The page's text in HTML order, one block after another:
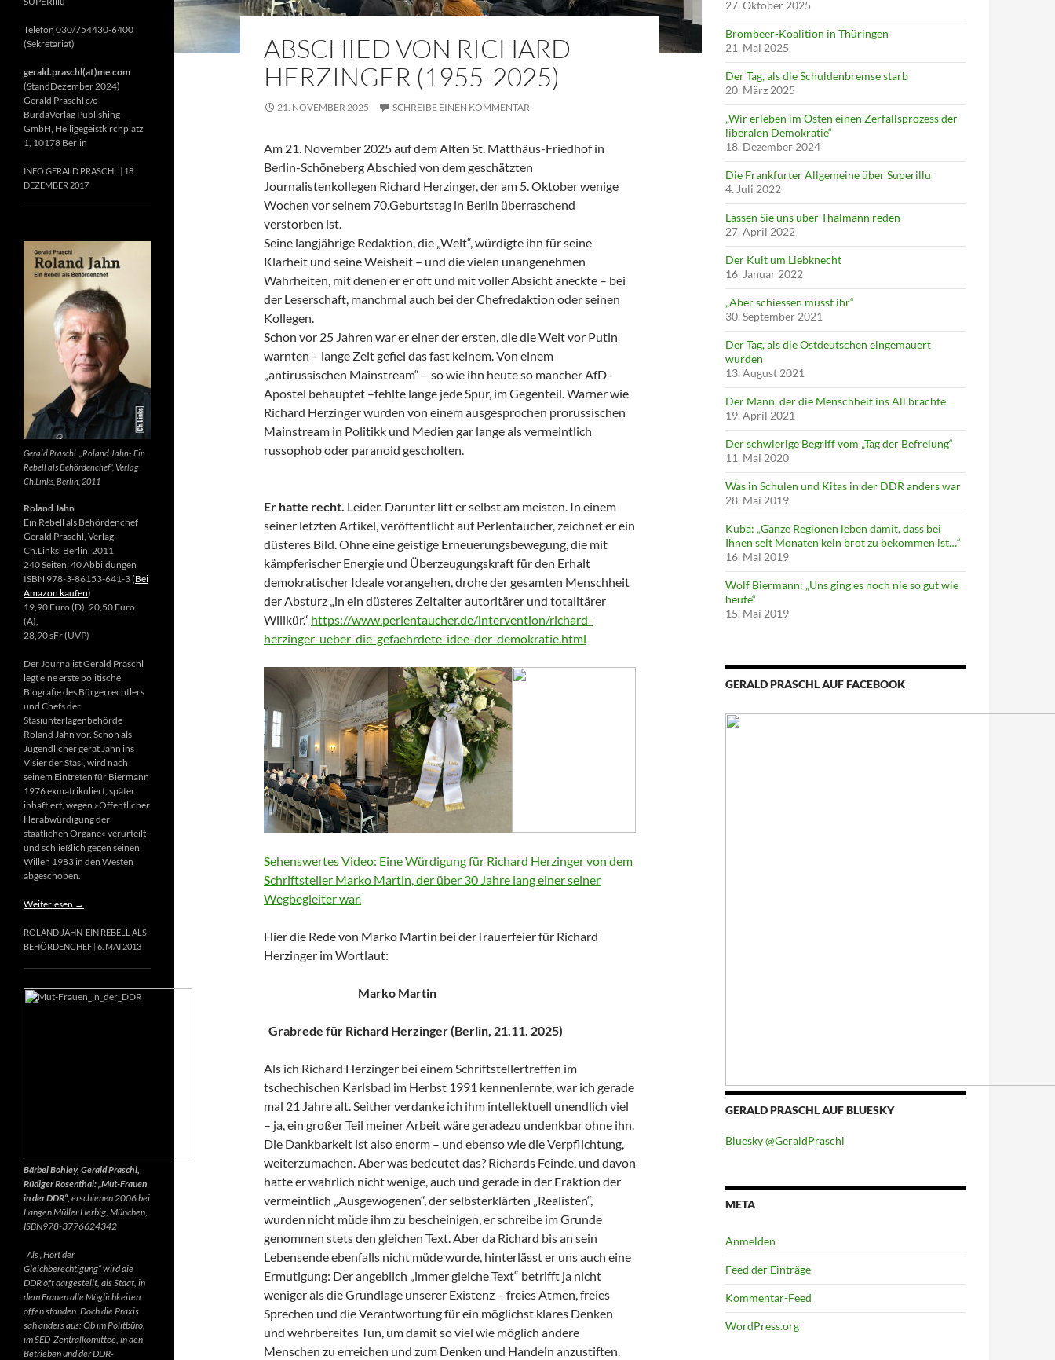
ABSCHIED VON RICHARD
HERZINGER (1955-2025)
21. NOVEMBER 2025 SCHREIBE EINEN KOMMENTAR
Am 21. November 2025 auf dem Alten St. Matthäus-Friedhof in
Berlin-Schöneberg Abschied von dem geschätzten
Journalistenkollegen Richard Herzinger, der am 5. Oktober wenige
Wochen vor seinem 70.Geburtstag in Berlin überraschend
verstorben ist.
Seine langjährige Redaktion, die „Welt“, würdigte ihn für seine
Klarheit und seine Weisheit – und die vielen unangenehmen
Wahrheiten, mit denen er er oft und mit voller Absicht aneckte – bei
der Leserschaft, manchmal auch bei der Chefredaktion oder seinen
Kollegen.
Schon vor 25 Jahren war er einer der ersten, die die Welt vor Putin
warnten – lange Zeit gefiel das fast keinem. Von einem
„antirussischen Mainstream“ – so wie ihn heute so mancher AfD-
Apostel behauptet –fehlte lange jede Spur, im Gegenteil. Warner wie
Richard Herzinger wurden von einem ausgesprochen prorussischen
Mainstream in Politikk und Medien gar lange als vermeintlich
russophob oder paranoid gescholten.
Er hatte recht. Leider. Darunter litt er selbst am meisten. In einem
seiner letzten Artikel, veröffentlicht auf Perlentaucher, zeichnet er ein
düsteres Bild. Ohne eine geistige Erneuerungsbewegung, die mit
kämpferischer Energie und Überzeugungskraft für den Erhalt
demokratischer Ideale vorangehen, drohe der gesamten Menschheit
der Absturz „in ein düsteres Zeitalter autoritärer und totalitärer
Willkür.“ https://www.perlentaucher.de/intervention/richard-
herzinger-ueber-die-gefaehrdete-idee-der-demokratie.html
Sehenswertes Video: Eine Würdigung für Richard Herzinger von dem
Schriftsteller Marko Martin, der über 30 Jahre lang einer seiner
Wegbegleiter war.
Hier die Rede von Marko Martin bei derTrauerfeier für Richard
Herzinger im Wortlaut:
Marko Martin
Grabrede für Richard Herzinger (Berlin, 21.11. 2025)
Als ich Richard Herzinger bei einem Schriftstellertreffen im
tschechischen Karlsbad im Herbst 1991 kennenlernte, war ich gerade
mal 21 Jahre alt. Seither verdanke ich ihm intellektuell unendlich viel
– ja, ein großer Teil meiner Arbeit wäre geradezu undenkbar ohne ihn.
Die Dankbarkeit ist also enorm – und ebenso wie die Verpflichtung,
weiterzumachen. Aber was bedeutet das? Richards Feinde, und davon
hatte er wahrlich nicht wenige, auch und gerade in der Fraktion der
vermeintlich „Ausgewogenen“, der selbsterklärten „Realisten“,
wurden nicht müde ihm zu bescheinigen, er schreibe im Grunde
genommen stets den gleichen Text. Aber da Richard bis an sein
Lebensende ebenfalls nicht müde wurde, hinterlässt er uns auch eine
Ermutigung: Der angeblich „immer gleiche Text“ betrifft ja nicht
weniger als die Grundlage unserer Existenz – freies Atmen, freies
Sprechen und die Verantwortung für ein möglichst klares Denken
und wehrbereites Tun, um damit so viel wie möglich andere
Menschen zu erreichen und zum Denken und Handeln anzustiften.
27. Oktober 2025
Brombeer-Koalition in Thüringen
21. Mai 2025
Der Tag, als die Schuldenbremse starb
20. März 2025
„Wir erleben im Osten einen Zerfallsprozess der
liberalen Demokratie“
18. Dezember 2024
Die Frankfurter Allgemeine über Superillu
4. Juli 2022
Lassen Sie uns über Thälmann reden
27. April 2022
Der Kult um Liebknecht
16. Januar 2022
„Aber schiessen müsst ihr“
30. September 2021
Der Tag, als die Ostdeutschen eingemauert
wurden
13. August 2021
Der Mann, der die Menschheit ins All brachte
19. April 2021
Der schwierige Begriff vom „Tag der Befreiung“
11. Mai 2020
Was in Schulen und Kitas in der DDR anders war
28. Mai 2019
Kuba: „Ganze Regionen leben damit, dass bei
Ihnen seit Monaten kein brot zu bekommen ist…“
16. Mai 2019
Wolf Biermann: „Uns ging es noch nie so gut wie
heute“
15. Mai 2019
GERALD PRASCHL AUF FACEBOOK
GERALD PRASCHL AUF BLUESKY
Bluesky @GeraldPraschl
META
Anmelden
Feed der Einträge
Kommentar-Feed
WordPress.org
Telefon 030/754430-6400
(Sekretariat)
gerald.praschl(at)me.com
(StandDezember 2024)
Gerald Praschl c/o
BurdaVerlag Publishing
GmbH, Heiligegeistkirchplatz
1, 10178 Berlin
INFO GERALD PRASCHL
18.
DEZEMBER 2017
Gerald Praschl. „Roland Jahn- Ein
Rebell als Behördenchef“, Verlag
Ch.Links, Berlin, 2011
Roland Jahn
Ein Rebell als Behördenchef
Gerald Praschl, Verlag
Ch.Links, Berlin, 2011
240 Seiten, 40 Abbildungen
ISBN 978-3-86153-641-3 (Bei
Amazon kaufen)
19,90 Euro (D), 20,50 Euro
(A),
28,90 sFr (UVP)
Der Journalist Gerald Praschl
legt eine erste politische
Biografie des Bürgerrechtlers
und Chefs der
Stasiunterlagenbehörde
Roland Jahn vor. Schon als
Jugendlicher gerät Jahn ins
Visier der Stasi, wird nach
seinem Eintreten für Biermann
1976 exmatrikuliert, später
inhaftiert, wegen »Öffentlicher
Herabwürdigung der
staatlichen Organe« verurteilt
und schließlich gegen seinen
Willen 1983 in den Westen
abgeschoben.
Weiterlesen →
ROLAND JAHN-EIN REBELL ALS
BEHÖRDENCHEF 6. MAI 2013
Bärbel Bohley, Gerald Praschl,
Rüdiger Rosenthal: „Mut-Frauen
in der DDR“, erschienen 2006 bei
Langen Müller Herbig, München,
ISBN978-3776624342
Als „Hort der
Gleichberechtigung“ wird die
DDR oft dargestellt, als Staat, in
dem Frauen alle Möglichkeiten
offen standen. Doch die Praxis
sah anders aus: Ob im Politbüro,
im SED-Zentralkomittee, in den
Betrieben und der DDR-